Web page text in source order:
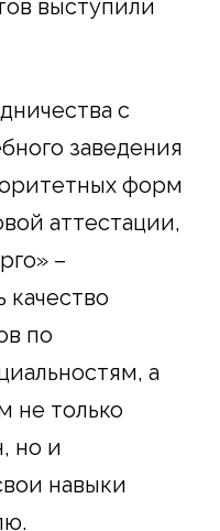
выступили
с
заведения
форм
аттестации,
–
по
а
не только
но и
навыки